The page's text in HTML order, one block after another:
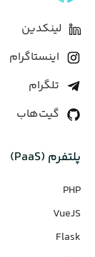
لینکدین
اینستاگرام
تلگرام
گیت‌هاب
پلتفرم (PaaS)
PHP
VueJS
Flask